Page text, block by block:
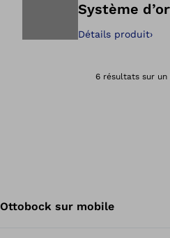
Système
Détails produit›
6 résultats sur
Ottobock sur mobile